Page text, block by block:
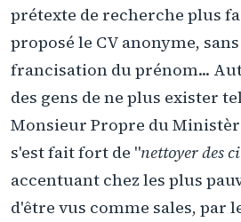
prétexte de recherche plus
proposé le CV anonyme,
francisation du prénom...
des gens de ne plus exister
Monsieur Propre du
s'est fait fort de "nettoyer des
accentuant chez les plus
d'être vus comme sales, par